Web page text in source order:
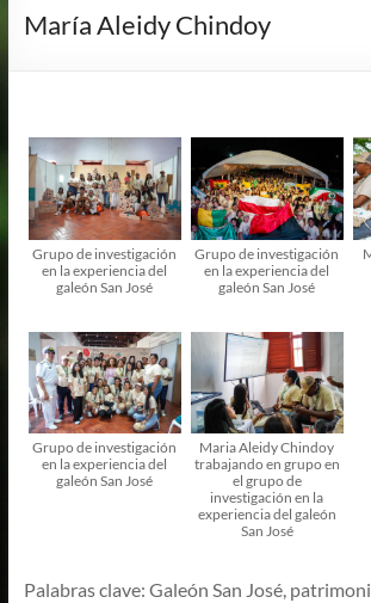
María Aleidy Chindoy
Grupo de investigación
en la experiencia del
galeón San José
Grupo de investigación
en la experiencia del
galeón San José
Grupo de investigación
en la experiencia del
galeón San José
Maria Aleidy Chindoy
trabajando en grupo en
el grupo de
investigación en la
experiencia del galeón
San José
Palabras clave: Galeón San José,